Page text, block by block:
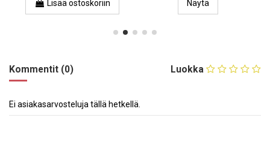
Lisää ostoskoriin Näytä
Luokka
Kommentit (0)
Ei asiakasarvosteluja tällä hetkellä.